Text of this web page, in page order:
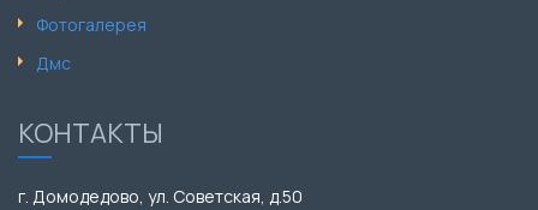
Фотогалерея
Дмс
КОНТАКТЫ
г. Домодедово, ул. Советская, д.50